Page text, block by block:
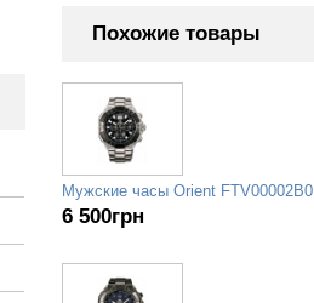
Похожие товары
Мужские часы Orient FTV00002B0
6 500грн